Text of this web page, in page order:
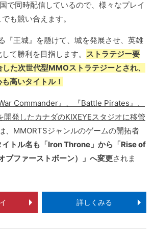
で同時配信しているので、様々なプレイ
も競い合えます。
『王城』を懸けて、城を発展させ、英雄
て勝利を目指します。 ストラテジー要
た次世代型MMOストラテジーとされ、
高いタイトル！
Commander』、『Battle Pirates』、
開発したカナダのKIXEYEスタジオに移管
、MMORTSジャンルのゲームの開拓者
イトル名も「Iron Throne」から「Rise of
ブファーストボーン）」へ変更されま
詳しくみる